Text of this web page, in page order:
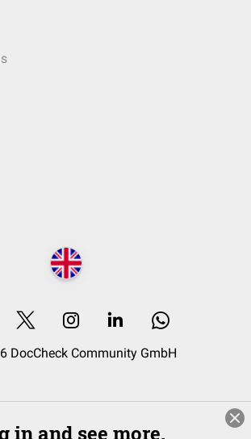
DocCheck Community GmbH
in and see more.